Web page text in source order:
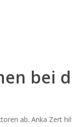
bei
ab. Anka Zert